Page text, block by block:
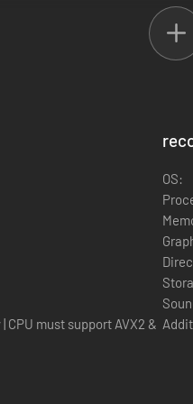
mais de 400 Superestrelas
CM Punk num mundonde
pessoal de sempre.
CPU must support AVX2 &
OS: